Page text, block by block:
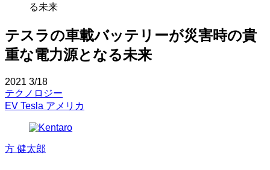
る未来
テスラの車載バッテリーが災害時の貴
重な電力源となる未来
2021 3/18
テクノロジー
EV Tesla アメリカ
方 健太郎